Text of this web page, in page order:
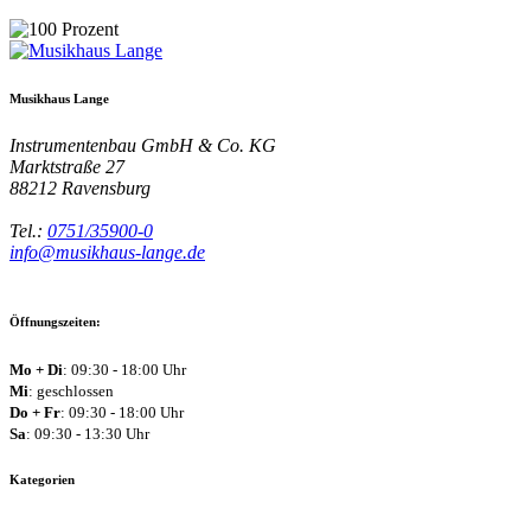
Musikhaus Lange
Instrumentenbau GmbH & Co. KG
Marktstraße 27
88212 Ravensburg
Tel.: 0751/35900-0
info@musikhaus-lange.de
Öffnungszeiten:
Mo + Di: 09:30 - 18:00 Uhr
Mi: geschlossen
Do + Fr: 09:30 - 18:00 Uhr
Sa: 09:30 - 13:30 Uhr
Kategorien